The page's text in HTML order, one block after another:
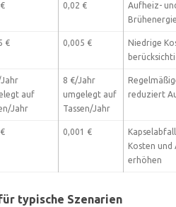
0,02 €
Aufheiz-
€ 0,005 €
Niedrige
auf
Jahr
8 €/Jahr
umgelegt auf
Tassen/Jahr
reduziert
0,001 €
Kosten und
erhöhen
typische Szenarien